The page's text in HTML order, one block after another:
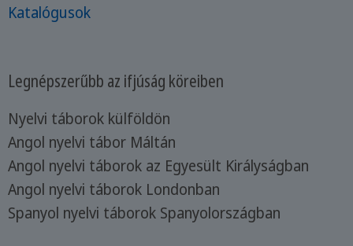
Katalógusok
Legnépszerűbb az ifjúság köreiben
Nyelvi táborok külföldön
Angol nyelvi tábor Máltán
Angol nyelvi táborok az Egyesült Királyságban
Angol nyelvi táborok Londonban
Spanyol nyelvi táborok Spanyolországban